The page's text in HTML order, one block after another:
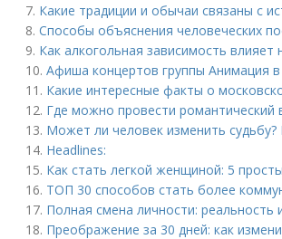
7. Какие традиции и обычаи связаны с
8. Способы объяснения человеческих
9. Как алкогольная зависимость
10. Афиша концертов группы Анимация
11. Какие интересные факты о
12. Где можно провести романтический
13. Может ли человек изменить
14. Headlines:
15. Как стать легкой женщиной: 5
16. ТОП 30 способов стать более
17. Полная смена личности: реальность
18. Преображение за 30 дней: как